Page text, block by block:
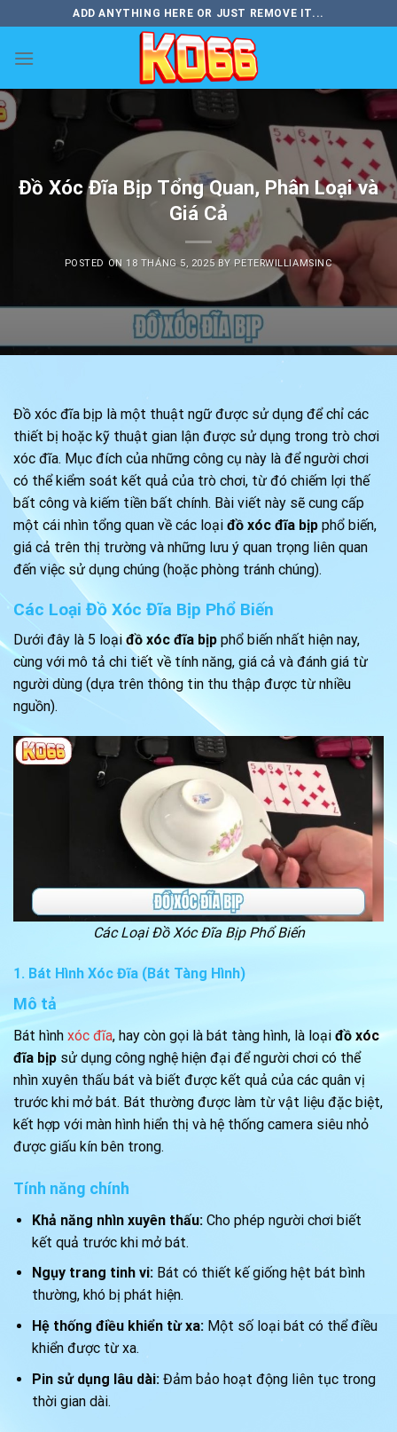
to
content
ADD ANYTHING HERE OR JUST REMOVE IT...
Đồ Xóc Đĩa Bịp Tổng Quan, Phân Loại và
Giá Cả
POSTED ON 18 THÁNG 5, 2025 BY PETERWILLIAMSINC
Đồ xóc đĩa bịp là một thuật ngữ được sử dụng để chỉ các
thiết bị hoặc kỹ thuật gian lận được sử dụng trong trò chơi
xóc đĩa. Mục đích của những công cụ này là để người chơi
có thể kiểm soát kết quả của trò chơi, từ đó chiếm lợi thế
bất công và kiếm tiền bất chính. Bài viết này sẽ cung cấp
một cái nhìn tổng quan về các loại đồ xóc đĩa bịp phổ biến,
giá cả trên thị trường và những lưu ý quan trọng liên quan
đến việc sử dụng chúng (hoặc phòng tránh chúng).
Các Loại Đồ Xóc Đĩa Bịp Phổ Biến
Dưới đây là 5 loạiđồ xóc đĩa bịp phổ biến nhất hiện nay,
cùng với mô tả chi tiết về tính năng, giá cả và đánh giá từ
người dùng (dựa trên thông tin thu thập được từ nhiều
nguồn).
Các Loại Đồ Xóc Đĩa Bịp Phổ Biến
1. Bát Hình Xóc Đĩa (Bát Tàng Hình)
Mô tả
Bát hình xóc đĩa, hay còn gọi là bát tàng hình, là loại đồ xóc
đĩa bịp sử dụng công nghệ hiện đại để người chơi có thể
nhìn xuyên thấu bát và biết được kết quả của các quân vị
trước khi mở bát. Bát thường được làm từ vật liệu đặc biệt,
kết hợp với màn hình hiển thị và hệ thống camera siêu nhỏ
được giấu kín bên trong.
Tính năng chính
Khả năng nhìn xuyên thấu:Cho phép người chơi biết
kết quả trước khi mở bát.
Ngụy trang tinh vi:Bát có thiết kế giống hệt bát bình
thường, khó bị phát hiện.
Hệ thống điều khiển từ xa:Một số loại bát có thể điều
khiển được từ xa.
Pin sử dụng lâu dài:Đảm bảo hoạt động liên tục trong
thời gian dài.